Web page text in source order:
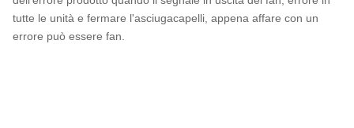
tutte le unità e fermare l'asciugacapelli, appena affare con un
errore può essere fan.